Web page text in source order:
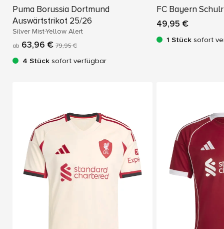
Puma Borussia Dortmund
Auswärtstrikot 25/26
Silver Mist-Yellow Alert
ab 63,96 € 79,95 €
4 Stück sofort verfügbar
FC Bayern
49,95 €
1 Stück sofort